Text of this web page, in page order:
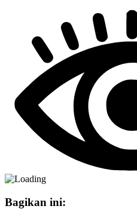
Bagikan ini: